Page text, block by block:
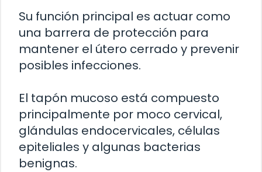
Su función principal es actuar como
una barrera de protección para
mantener el útero cerrado y prevenir
posibles infecciones.
El tapón mucoso está compuesto
principalmente por moco cervical,
glándulas endocervicales, células
epiteliales y algunas bacterias
benignas.